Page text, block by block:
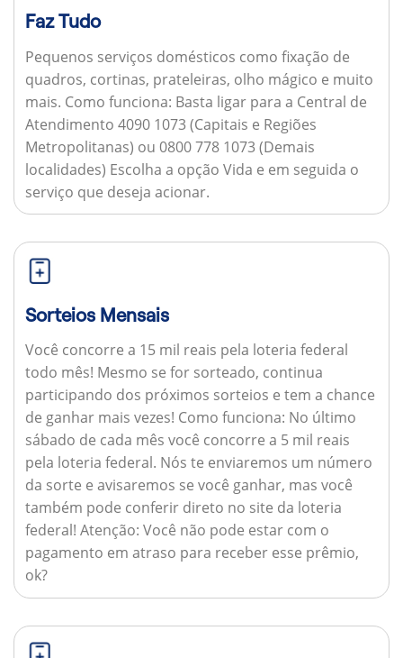
Faz Tudo
Pequenos serviços domésticos como fixação de
quadros, cortinas, prateleiras, olho mágico e muito
mais. Como funciona: Basta ligar para a Central de
Atendimento 4090 1073 (Capitais e Regiões
Metropolitanas) ou 0800 778 1073 (Demais
localidades) Escolha a opção Vida e em seguida o
serviço que deseja acionar.
Sorteios Mensais
Você concorre a 15 mil reais pela loteria federal
todo mês! Mesmo se for sorteado, continua
participando dos próximos sorteios e tem a chance
de ganhar mais vezes! Como funciona: No último
sábado de cada mês você concorre a 5 mil reais
pela loteria federal. Nós te enviaremos um número
da sorte e avisaremos se você ganhar, mas você
também pode conferir direto no site da loteria
federal! Atenção: Você não pode estar com o
pagamento em atraso para receber esse prêmio,
ok?